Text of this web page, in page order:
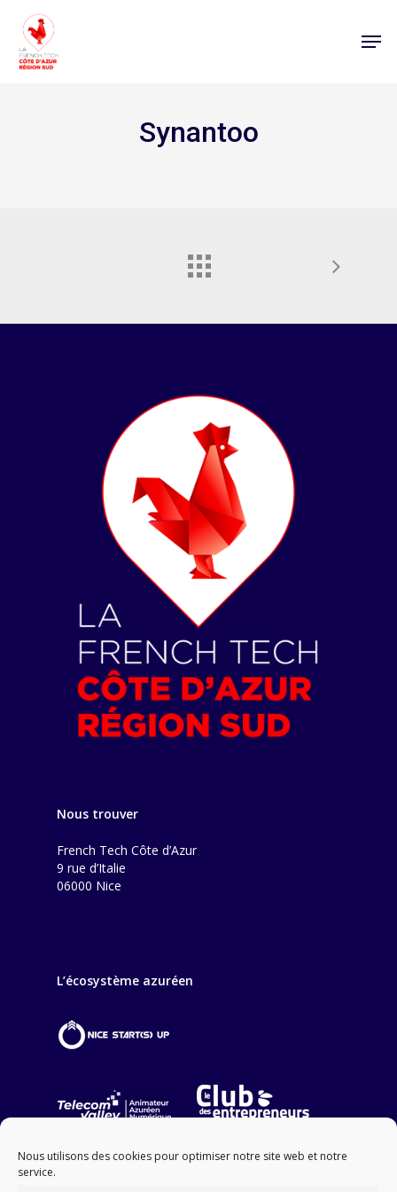
Nous utilisons des cookies pour optimiser notre site web et notre
service.
Synantoo
Nous trouver
French Tech Côte d’Azur
9 rue d’Italie
06000 Nice
L’écosystème azuréen